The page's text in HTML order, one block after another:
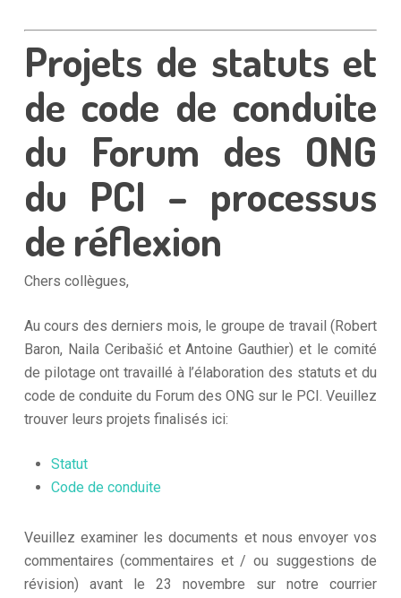
Projets de statuts et
de code de conduite
du Forum des ONG
du PCI – processus
de réflexion
Chers collègues,
Au cours des derniers mois, le groupe de travail (Robert
Baron, Naila Ceribašić et Antoine Gauthier) et le comité
de pilotage ont travaillé à l’élaboration des statuts et du
code de conduite du Forum des ONG sur le PCI. Veuillez
trouver leurs projets finalisés ici:
Statut
Code de conduite
Veuillez examiner les documents et nous envoyer vos
commentaires (commentaires et / ou suggestions de
révision) avant le 23 novembre sur notre courrier